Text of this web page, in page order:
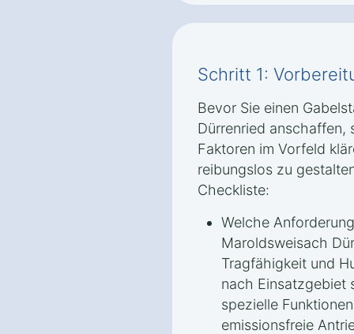
Schritt 1:
Bevor Sie einen
Dürrenried anschaffen,
Faktoren im Vorfeld
reibungslos zu
Checkliste:
Welche
Maroldsweisach
Tragfähigkeit und
nach Einsatzgebiet
spezielle
emissionsfreie